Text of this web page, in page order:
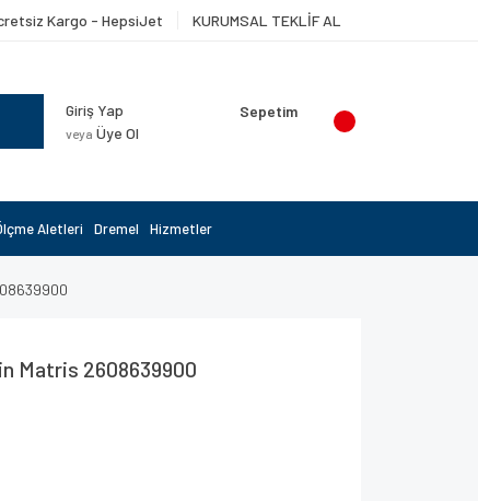
Kargo - HepsiJet KURUMSAL TEKLİF AL
Giriş Yap
veya Üye Ol
Sepetim
Aletleri Dremel Hizmetler
Matris 2608639900